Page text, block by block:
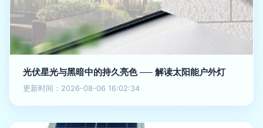
光伏星光与黑暗中的持久亮色 ── 解读太阳能户外灯
更新时间：2026-08-06 16:02:34